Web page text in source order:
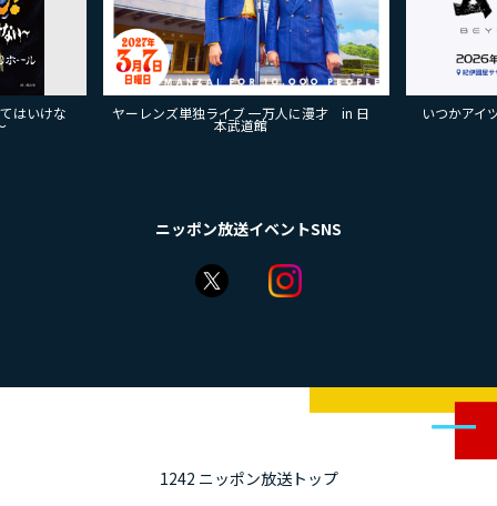
はいけな ヤーレンズ単独ライブ 一万人に漫才 in 日
本武道館
いつかアイ
ニッポン放送イベントSNS
1242 ニッポン放送トップ